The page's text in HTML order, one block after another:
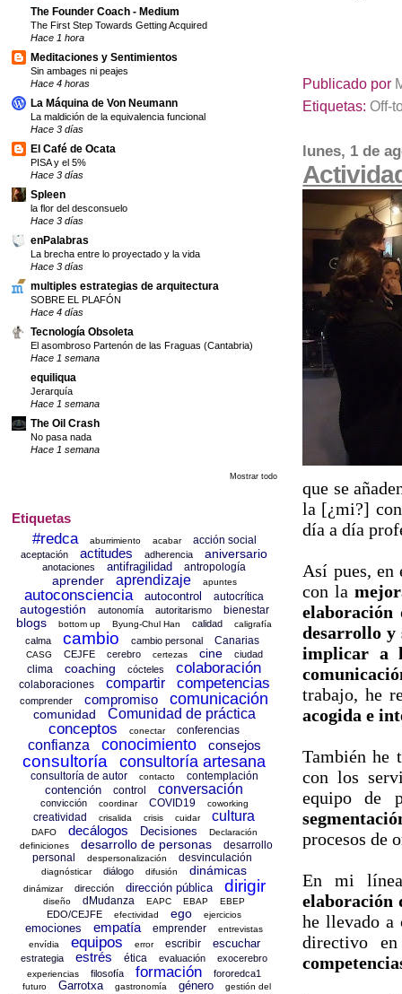
Publicado por
Etiquetas:Off-
lunes, 1 de
que se
la [¿mi?]
día a día
Así pues, en
con la
elaboración
desarrollo y
implicar a
trabajo, he
acogida e
También he
con los
equipo de
procesos de
En mi
elaboración
he llevado a
directivo
The Founder Coach - Medium
The First Step Towards Getting Acquired
Hace 1 hora
Meditaciones y Sentimientos
Sin ambages ni peajes
Hace 4 horas
La Máquina de Von Neumann
La maldición de la equivalencia funcional
Hace 3 días
El Café de Ocata
PISA y el 5%
Hace 3 días
Spleen
la flor del desconsuelo
Hace 3 días
enPalabras
La brecha entre lo proyectado y la vida
Hace 3 días
multiples estrategias de arquitectura
SOBRE EL PLAFÓN
Hace 4 días
Tecnología Obsoleta
El asombroso Partenón de las Fraguas (Cantabria)
Hace 1 semana
equiliqua
Jerarquía
Hace 1 semana
The Oil Crash
No pasa nada
Hace 1 semana
Mostrar todo
Etiquetas
#redca aburrimiento acabar acción social
aceptación actitudes adherencia aniversario
anotaciones antifragilidad antropología
aprender aprendizaje apuntes
autoconsciencia autocontrol autocrítica
autogestión autonomía autoritarismo bienestar
blogs bottom up Byung-Chul Han calidad caligrafía
calma cambio cambio personal Canarias
CASG CEJFE cerebro certezas cine ciudad
clima coaching cócteles colaboración
colaboraciones compartir competencias
comprender compromiso comunicación
comunidad Comunidad de práctica
conceptos conectar conferencias
confianza conocimiento consejos
consultoría consultoría artesana
consultoría de autor contacto contemplación
contención control conversación
convicción coordinar COVID19 coworking
creatividad crisalida crisis cuidar cultura
DAFO decálogos Decisiones
Declaración
definiciones
desarrollo de personas
desarrollo
personal
despersonalización desvinculación
diagnósticar diálogo difusión dinámicas
dinámizar dirección dirección pública dirigir
diseño dMudanza EAPC EBAP EBEP
EDO/CEJFE efectividad ego ejercicios
emociones empatía emprender
entrevistas
envídia
equipos error escribir escuchar
estrategia estrés ética evaluación exocerebro
experiencias filosofía formación fororedca1
futuro Garrotxa gastronomía género
gestión del